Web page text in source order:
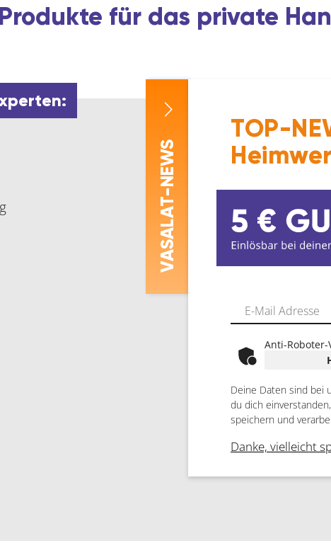
für das private
V
ASALAT
-NEWS
TOP-
Anti-
Deine Daten sind bei
du dich
speichern und
Danke, vielleicht